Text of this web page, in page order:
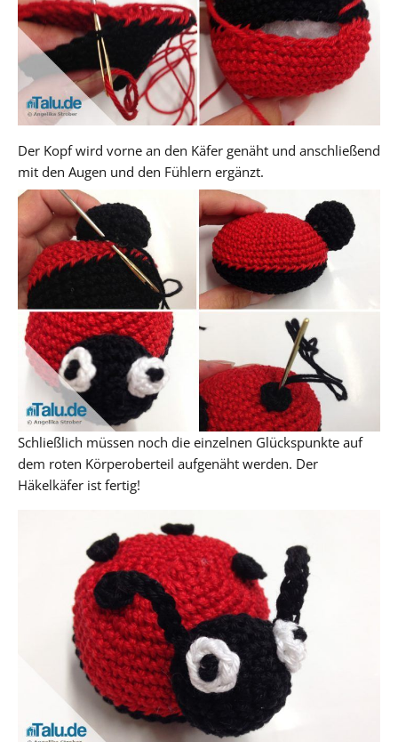
Der Kopf wird vorne an den Käfer genäht und anschließend
mit den Augen und den Fühlern ergänzt.
Schließlich müssen noch die einzelnen Glückspunkte auf
dem roten Körperoberteil aufgenäht werden. Der
Häkelkäfer ist fertig!